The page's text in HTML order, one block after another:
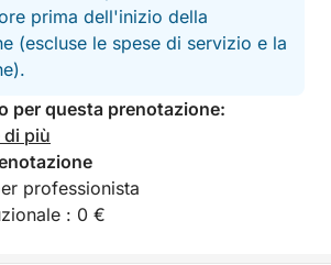
prima dell'inizio della
(escluse le spese di servizio e la
per questa prenotazione:
di più
professionista
: 0 €